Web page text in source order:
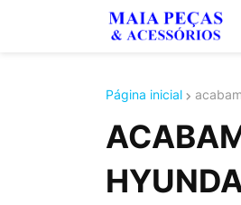
Página inicial